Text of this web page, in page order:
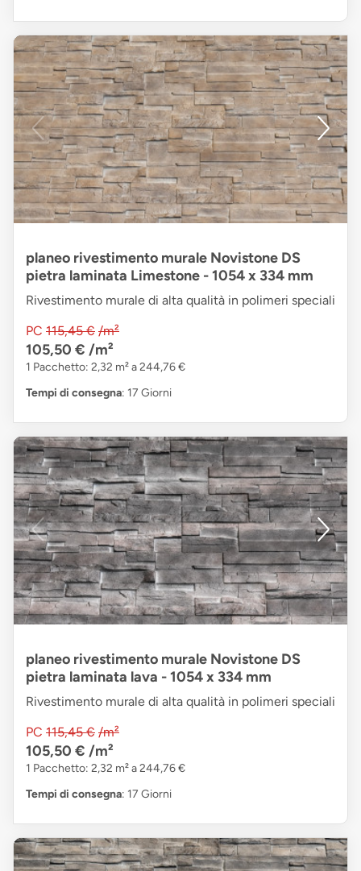
planeo rivestimento murale Novistone DS
pietra laminata Limestone - 1054 x 334 mm
Rivestimento murale di alta qualità in polimeri speciali
PC 115,45 € /m²
105,50 € /m²
1 Pacchetto: 2,32 m² a 244,76 €
Tempi di consegna: 17 Giorni
planeo rivestimento murale Novistone DS
pietra laminata lava - 1054 x 334 mm
Rivestimento murale di alta qualità in polimeri speciali
PC 115,45 € /m²
105,50 € /m²
1 Pacchetto: 2,32 m² a 244,76 €
Tempi di consegna: 17 Giorni